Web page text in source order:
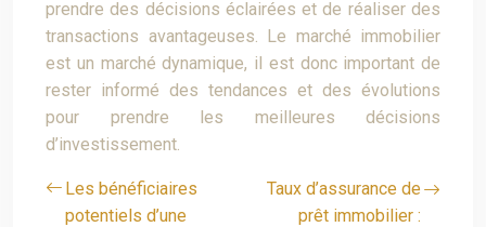
prendre des décisions éclairées et de réaliser des
transactions avantageuses. Le marché immobilier
est un marché dynamique, il est donc important de
rester informé des tendances et des évolutions
pour prendre les meilleures décisions
d’investissement.
Les bénéficiaires
potentiels d’une
Taux d’assurance de
prêt immobilier :